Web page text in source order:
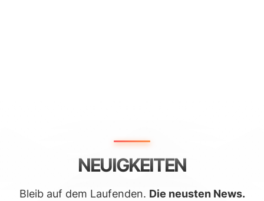
NEUIGKEITEN
Bleib auf dem Laufenden. Die neusten News.